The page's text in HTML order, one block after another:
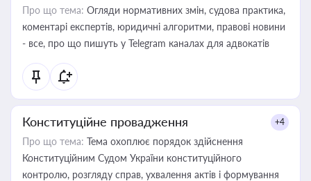
Про що тема: Огляди нормативних змін, судова практика,
коментарі експертів, юридичні алгоритми, правові новини
- все, про що пишуть у Telegram каналах для адвокатів
Конституційне провадження +4
Про що тема: Тема охоплює порядок здійснення
Конституційним Судом України конституційного
контролю, розгляду справ, ухвалення актів і формування